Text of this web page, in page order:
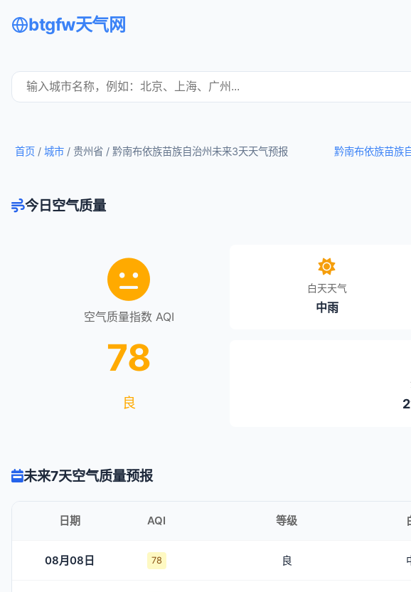
btgfw天气网
黔南布依族苗族
首页 / 城市 / 贵州省 / 黔南布依族苗族自治州未来3天天气预报
今日空气质量
空气质量指数 AQI
78
良
白天天气
中雨
未来7天空气质量预报
日期 AQI 等级
08月08日 78 良